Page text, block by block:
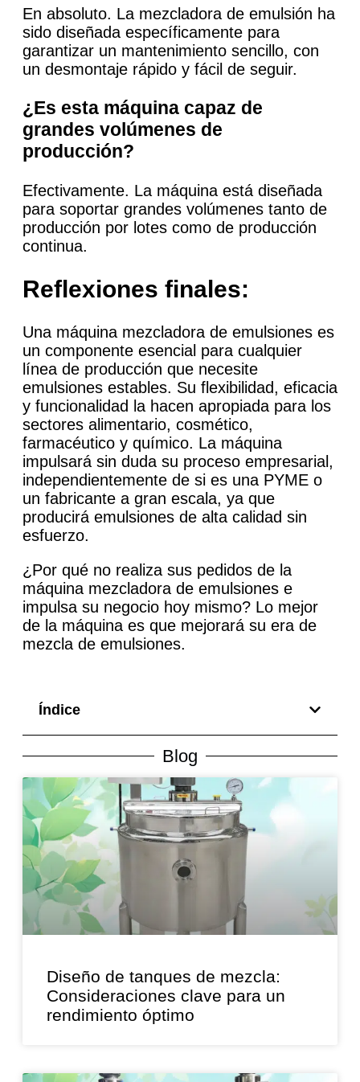
En absoluto. La mezcladora de emulsión ha
sido diseñada específicamente para
garantizar un mantenimiento sencillo, con
un desmontaje rápido y fácil de seguir.
¿Es esta máquina capaz de
grandes volúmenes de
producción?
Efectivamente. La máquina está diseñada
para soportar grandes volúmenes tanto de
producción por lotes como de producción
continua.
Reflexiones finales:
Una máquina mezcladora de emulsiones es
un componente esencial para cualquier
línea de producción que necesite
emulsiones estables. Su flexibilidad, eficacia
y funcionalidad la hacen apropiada para los
sectores alimentario, cosmético,
farmacéutico y químico. La máquina
impulsará sin duda su proceso empresarial,
independientemente de si es una PYME o
un fabricante a gran escala, ya que
producirá emulsiones de alta calidad sin
esfuerzo.
¿Por qué no realiza sus pedidos de la
máquina mezcladora de emulsiones e
impulsa su negocio hoy mismo? Lo mejor
de la máquina es que mejorará su era de
mezcla de emulsiones.
Índice
Blog
Diseño de tanques de mezcla:
Consideraciones clave para un
rendimiento óptimo